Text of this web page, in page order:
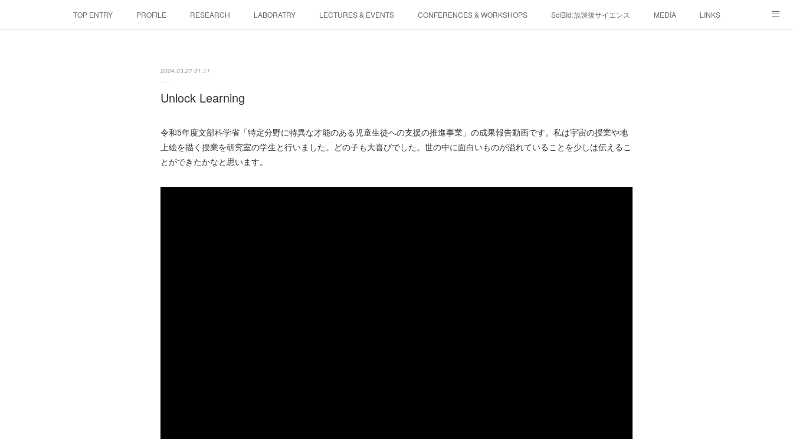
TOP ENTRY PROFILE RESEARCH LABORATRY LECTURES & EVENTS CONFERENCES & WORKSHOPS SciBId:放課後サイエンス MEDIA LINKS
2024.03.27 01:11
Unlock Learning
令和5年度文部科学省「特定分野に特異な才能のある児童生徒への支援の推進事業」の成果報告動画です。私は宇宙の授業や地
上絵を描く授業を研究室の学生と行いました。どの子も大喜びでした。世の中に面白いものが溢れていることを少しは伝えるこ
とができたかなと思います。